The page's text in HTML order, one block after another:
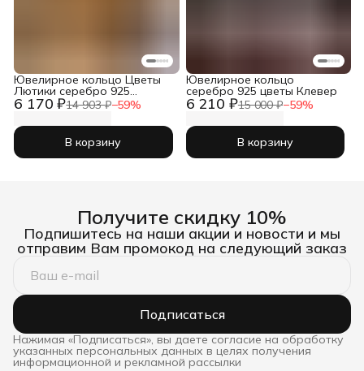
6 170 ₽14 903 ₽−59%
Ювелирное кольцо Цветы
Лютики серебро 925
широкое
В корзину
6 210 ₽15 000 ₽−59%
Ювелирное кольцо
серебро 925 цветы Клевер
В корзину
Получите скидку 10%
Подпишитесь на наши акции и новости и мы
отправим Вам промокод на следующий заказ
Подписаться
Нажимая «Подписаться», вы даете согласие на обработку
указанных персональных данных в целях получения
информационной и рекламной рассылки